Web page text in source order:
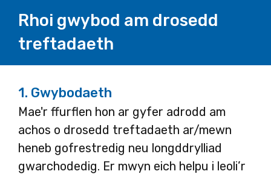
Rhoi gwybod am drosedd
treftadaeth
1. Gwybodaeth
Mae'r ffurflen hon ar gyfer adrodd am
achos o drosedd treftadaeth ar/mewn
heneb gofrestredig neu longddrylliad
gwarchodedig. Er mwyn eich helpu i leoli’r